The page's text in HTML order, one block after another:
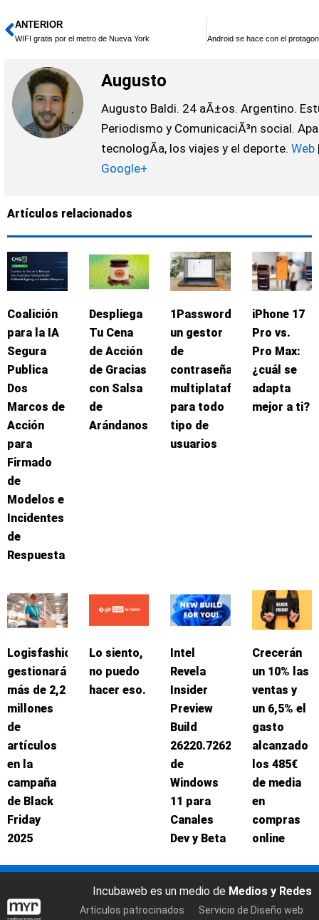
Ant
ANTERIOR
WIFI gratis por el metro de Nueva York
Augusto
Augusto Baldi. 24 aÃ±os. Argentino.
Periodismo y ComunicaciÃ³n social.
tecnologÃ­a, los viajes y el deporte.Web
Google+
Artículos relacionados
Coalición
para la IA
Segura
Publica
Dos
Marcos de
Acción
para
Firmado
de
Modelos e
Incidentes
de
Respuesta
Despliega
Tu Cena
de Acción
de Gracias
con Salsa
de
Arándanos
1Password:
un gestor
de
contraseñas
multiplataforma
para todo
tipo de
usuarios
iPhone 17
Pro vs.
Pro Max:
¿cuál se
adapta
mejor a ti?
Logisfashion
gestionará
más de 2,2
millones
de
artículos
en la
campaña
de Black
Friday
2025
Lo siento,
no puedo
hacer eso.
Intel
Revela
Insider
Preview
Build
26220.7262
de
Windows
11 para
Canales
Dev y Beta
Crecerán
un 10% las
ventas y
un 6,5% el
gasto
alcanzado
los 485€
de media
en
compras
online
Incubaweb es un medio de Medios y Redes
Artículos patrocinados
Servicio de Diseño web